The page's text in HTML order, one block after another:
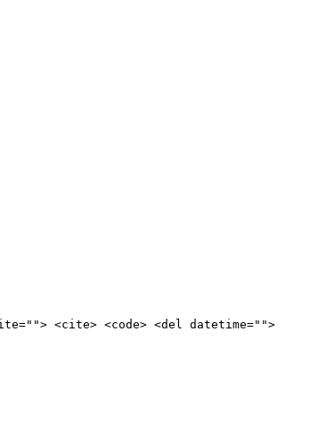
<cite> <code> <del datetime="">